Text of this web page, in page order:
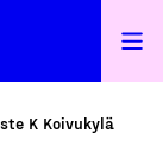
K Koivukylä